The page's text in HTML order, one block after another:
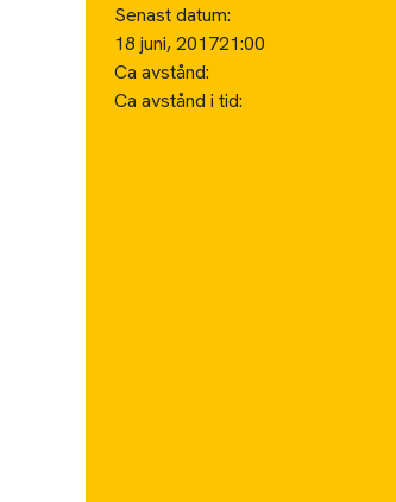
Senast datum:
18 juni, 201721:00
Ca avstånd:
Ca avstånd i tid: